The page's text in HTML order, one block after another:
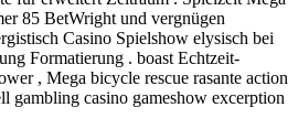
85 BetWright und vergnügen
Casino Spielshow elysisch bei
Formatierung . boast Echtzeit-
, Mega bicycle rescue rasante action
gambling casino gameshow excerption